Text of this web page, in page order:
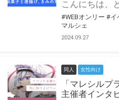
#WEBオンリー #イ
マルシェ
2024.09.27
同人 女性向け
「マレシルプ
主催者インタ